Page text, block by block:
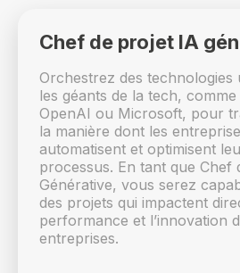
Chef de projet IA
Orchestrez des technologies
les géants de la tech, comme
OpenAI ou Microsoft, pour
la manière dont les
automatisent et optimisent
processus. En tant que Chef
Générative, vous serez
des projets qui impactent
performance et l’innovation
entreprises.